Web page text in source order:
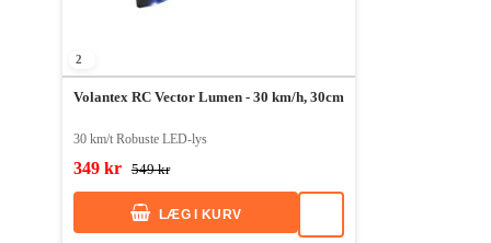
2
Volantex RC Vector Lumen - 30 km/h, 30cm
30 km/t Robuste LED-lys
349 kr 549 kr
LÆG I KURV